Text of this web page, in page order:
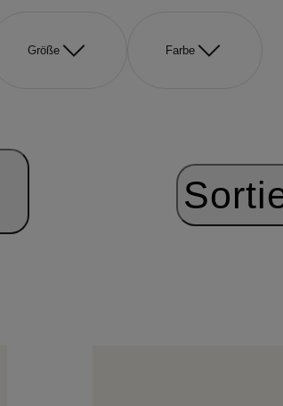
Größe Farbe